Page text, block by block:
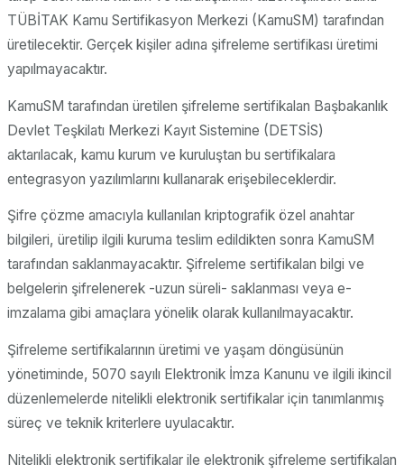
TÜBİTAK Kamu Sertifikasyon Merkezi (KamuSM) tarafından
üretilecektir. Gerçek kişiler adına şifreleme sertifikası üretimi
yapılmayacaktır.
KamuSM tarafından üretilen şifreleme sertifikalan Başbakanlık
Devlet Teşkilatı Merkezi Kayıt Sistemine (DETSİS)
aktarılacak, kamu kurum ve kuruluştan bu sertifikalara
entegrasyon yazılımlarını kullanarak erişebileceklerdir.
Şifre çözme amacıyla kullanılan kriptografik özel anahtar
bilgileri, üretilip ilgili kuruma teslim edildikten sonra KamuSM
tarafından saklanmayacaktır. Şifreleme sertifikalan bilgi ve
belgelerin şifrelenerek -uzun süreli- saklanması veya e-
imzalama gibi amaçlara yönelik olarak kullanılmayacaktır.
Şifreleme sertifikalarının üretimi ve yaşam döngüsünün
yönetiminde, 5070 sayılı Elektronik İmza Kanunu ve ilgili ikincil
düzenlemelerde nitelikli elektronik sertifikalar için tanımlanmış
süreç ve teknik kriterlere uyulacaktır.
Nitelikli elektronik sertifikalar ile elektronik şifreleme sertifikalan